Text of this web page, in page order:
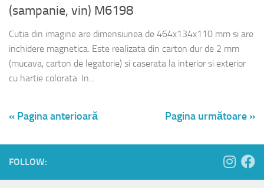
(sampanie, vin) M6198
Cutia din imagine are dimensiunea de 464x134x110 mm si are
inchidere magnetica. Este realizata din carton dur de 2 mm
(mucava, carton de legatorie) si caserata la interior si exterior
cu hartie colorata. In...
« Pagina anterioară Pagina următoare »
FOLLOW: